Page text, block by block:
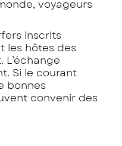
voyageurs
inscrits
les hôtes des
L’échange
Si le courant
bonnes
convenir des